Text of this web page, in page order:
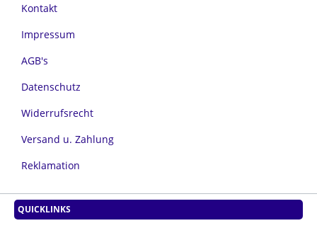
Kontakt
Impressum
AGB's
Datenschutz
Widerrufsrecht
Versand u. Zahlung
Reklamation
QUICKLINKS